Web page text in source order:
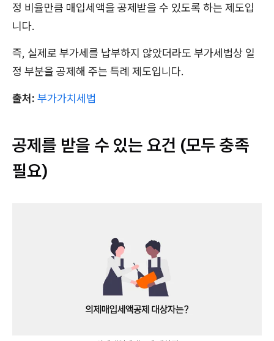
정 비율만큼 매입세액을 공제받을 수 있도록 하는 제도입
니다.
즉, 실제로 부가세를 납부하지 않았더라도 부가세법상 일
정 부분을 공제해 주는 특례 제도입니다.
출처: 부가가치세법
공제를 받을 수 있는 요건 (모두 충족
필요)